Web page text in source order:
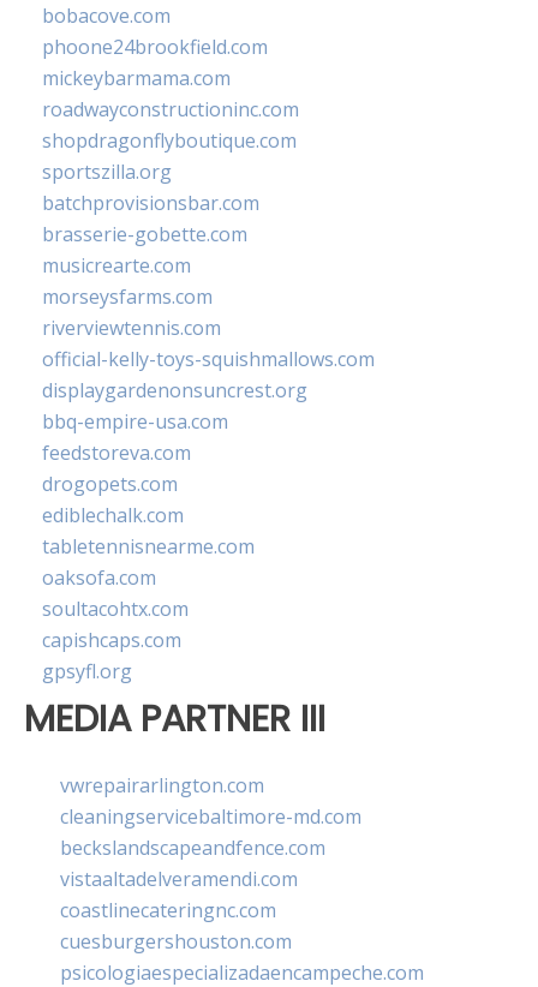
bobacove.com
phoone24brookfield.com
mickeybarmama.com
roadwayconstructioninc.com
shopdragonflyboutique.com
sportszilla.org
batchprovisionsbar.com
brasserie-gobette.com
musicrearte.com
morseysfarms.com
riverviewtennis.com
official-kelly-toys-squishmallows.com
displaygardenonsuncrest.org
bbq-empire-usa.com
feedstoreva.com
drogopets.com
ediblechalk.com
tabletennisnearme.com
oaksofa.com
soultacohtx.com
capishcaps.com
gpsyfl.org
MEDIA PARTNER III
vwrepairarlington.com
cleaningservicebaltimore-md.com
beckslandscapeandfence.com
vistaaltadelveramendi.com
coastlinecateringnc.com
cuesburgershouston.com
psicologiaespecializadaencampeche.com